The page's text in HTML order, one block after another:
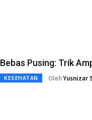
Bebas Pusing: Trik
KESEHATAN OlehYusnizar